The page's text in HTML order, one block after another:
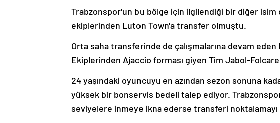
Trabzonspor'un bu bölge için ilgilendiği bir diğer isim
ekiplerinden Luton Town'a transfer olmuştu.
Orta saha transferinde de çalışmalarına devam
Ekiplerinden Ajaccio forması giyen Tim Jabol-
24 yaşındaki oyuncuyu en azından sezon sonuna
yüksek bir bonservis bedeli talep ediyor.
seviyelere inmeye ikna ederse transferi